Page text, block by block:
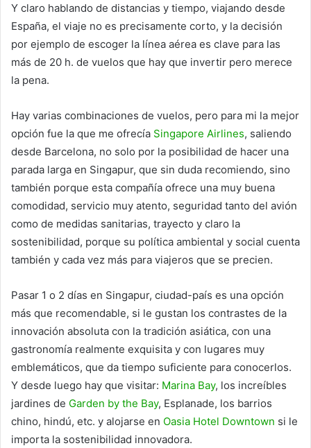
Y claro hablando de distancias y tiempo, viajando desde
España, el viaje no es precisamente corto, y la decisión
por ejemplo de escoger la línea aérea es clave para las
más de 20 h. de vuelos que hay que invertir pero merece
la pena.
Hay varias combinaciones de vuelos, pero para mi la mejor
opción fue la que me ofrecía Singapore Airlines, saliendo
desde Barcelona, no solo por la posibilidad de hacer una
parada larga en Singapur, que sin duda recomiendo, sino
también porque esta compañía ofrece una muy buena
comodidad, servicio muy atento, seguridad tanto del avión
como de medidas sanitarias, trayecto y claro la
sostenibilidad, porque su política ambiental y social cuenta
también y cada vez más para viajeros que se precien.
Pasar 1 o 2 días en Singapur, ciudad-país es una opción
más que recomendable, si le gustan los contrastes de la
innovación absoluta con la tradición asiática, con una
gastronomía realmente exquisita y con lugares muy
emblemáticos, que da tiempo suficiente para conocerlos.
Y desde luego hay que visitar: Marina Bay, los increíbles
jardines de Garden by the Bay, Esplanade, los barrios
chino, hindú, etc. y alojarse en Oasia Hotel Downtown si le
importa la sostenibilidad innovadora.